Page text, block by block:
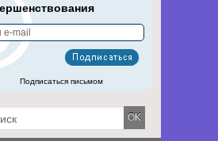
Подписаться письмом